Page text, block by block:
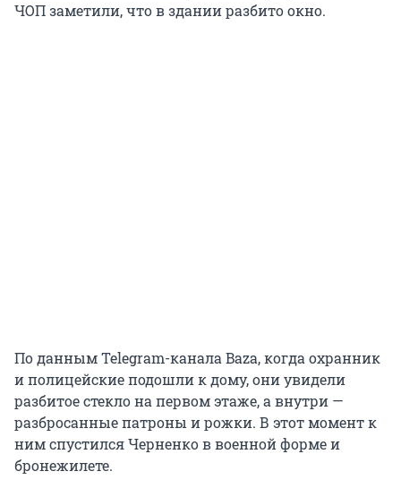
ЧОП заметили, что в здании разбито окно.
По данным Telegram-канала Baza, когда охранник
и полицейские подошли к дому, они увидели
разбитое стекло на первом этаже, а внутри —
разбросанные патроны и рожки. В этот момент к
ним спустился Черненко в военной форме и
бронежилете.